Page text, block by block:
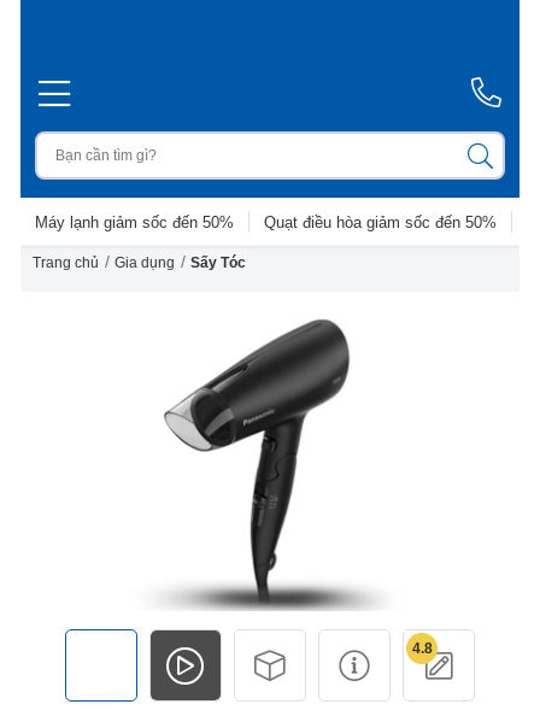
Máy lạnh giảm sốc đến 50% Quạt điều hòa giảm sốc đến 50%
Trang chủ / Gia dụng / Sấy Tóc
4.8